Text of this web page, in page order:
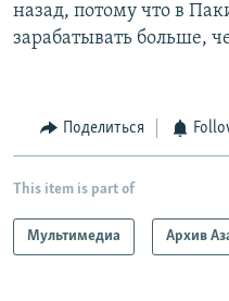
назад, потому что в
зарабатывать больше,
Поделиться
This item is part of
Мультимедиа Архив